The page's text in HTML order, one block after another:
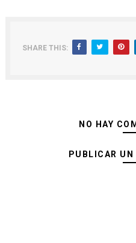
SHARE THIS:
NO HAY
PUBLICAR